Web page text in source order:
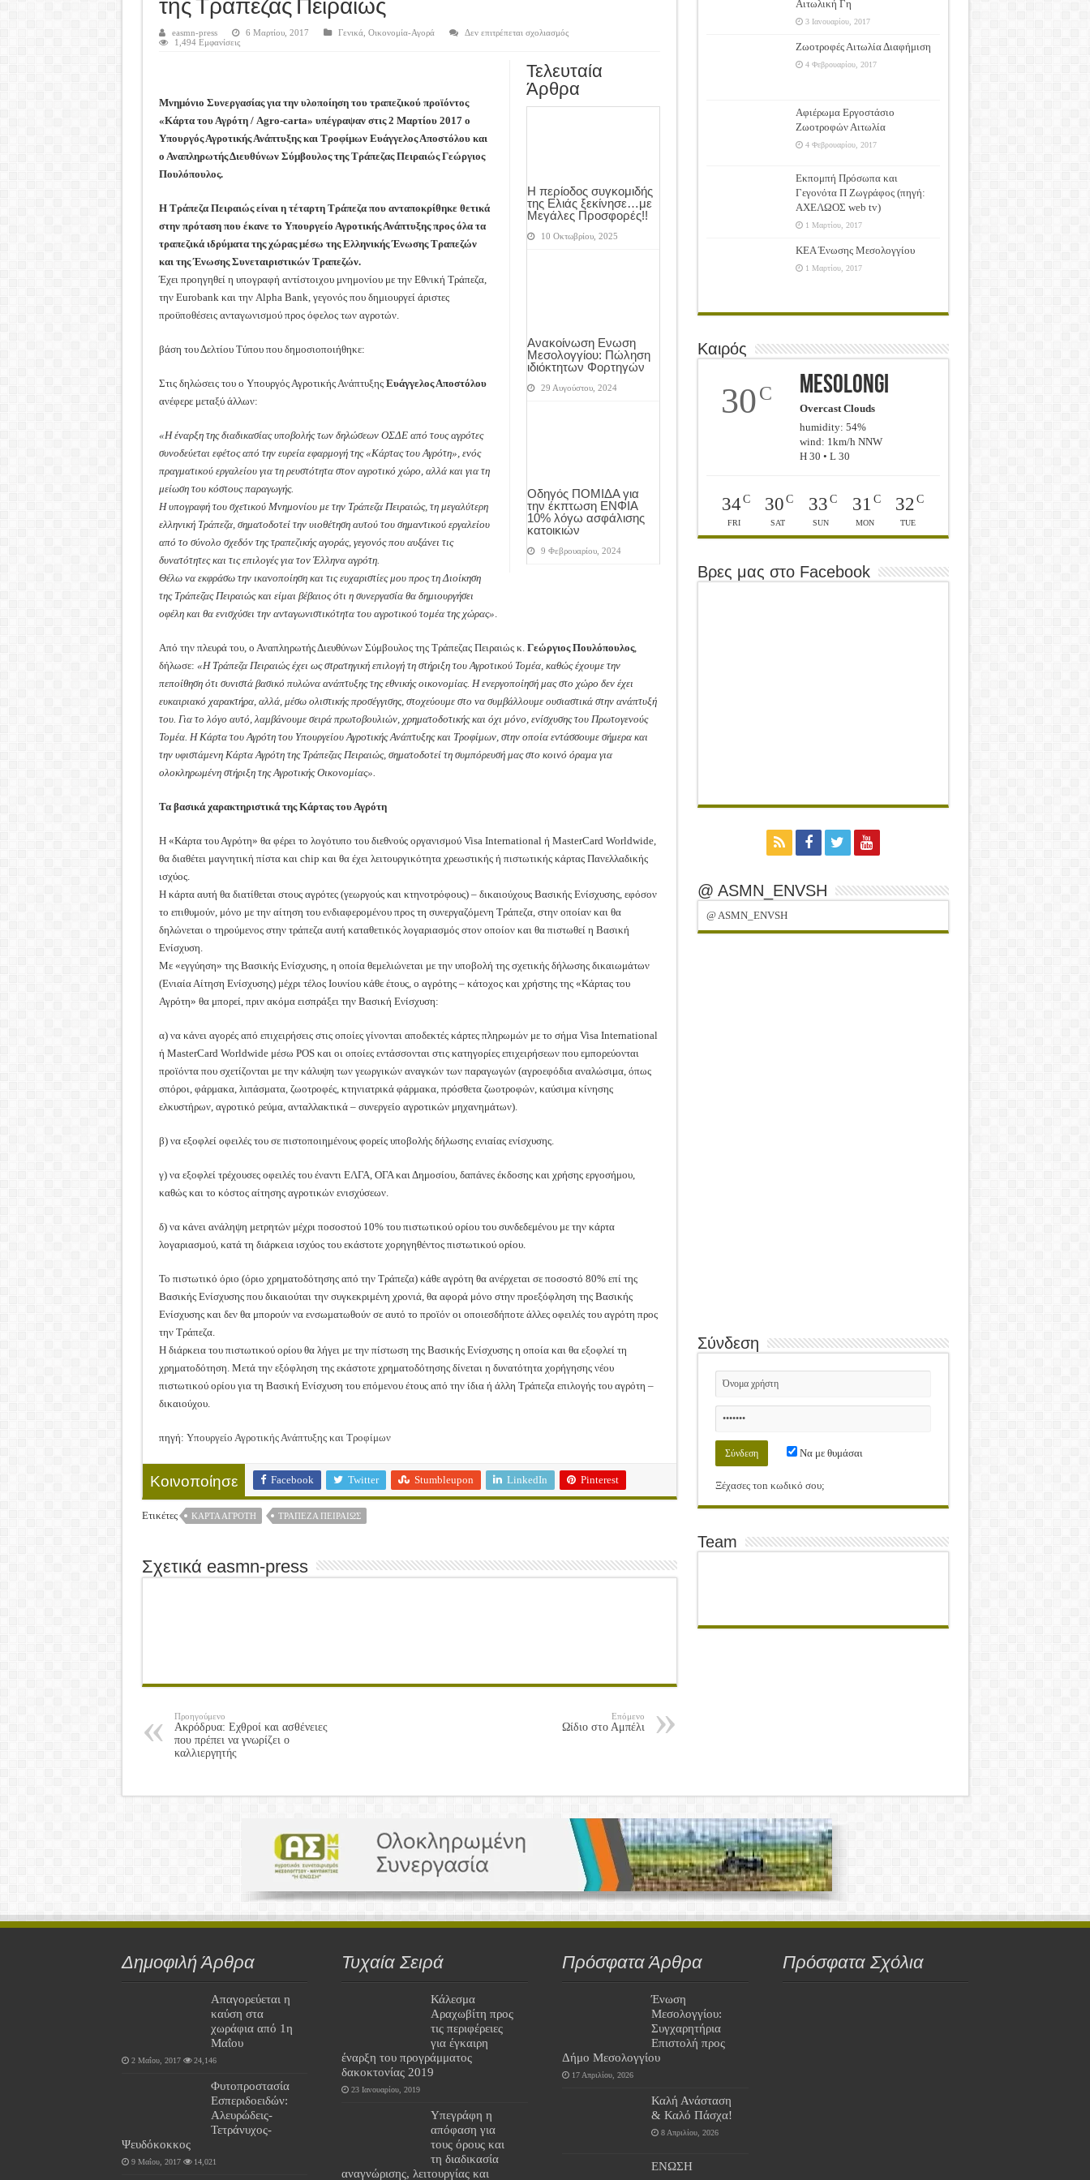
Tακτική Γενική Συνέλευση του Αγροτικού Συνεταιρισμού Μεσολογγίου-Ναυπακτίας ”Η Ένωση”
Ημερίδα: Τρέφοντας Βιώσιμα το Μέλλον: Η Δύναμη των Εντόμων
της Τράπεζας Πειραιώς
easmn-press 6 Μαρτίου, 2017 Γενικά, Οικονομία-Αγορά Δεν επιτρέπεται σχολιασμόςστο
για
την
Κάρτα
της
1,494 Εμφανίσεις
Τελευταία
Άρθρα
Η περίοδος συγκομιδής
της Ελιάς ξεκίνησε…με
Μεγάλες Προσφορές!!
10 Οκτωβρίου, 2025
Ανακοίνωση Ενωση
Μεσολογγίου: Πώληση
ιδιόκτητων Φορτηγών
29 Αυγούστου, 2024
Οδηγός ΠΟΜΙΔΑ για
την έκπτωση ΕΝΦΙΑ
10% λόγω ασφάλισης
κατοικιών
9 Φεβρουαρίου, 2024
Μνημόνιο Συνεργασίας για την υλοποίηση του τραπεζικού προϊόντος
«Κάρτα του Αγρότη / Agro-carta» υπέγραψαν στις 2 Μαρτίου 2017 ο
Υπουργός Αγροτικής Ανάπτυξης και Τροφίμων Ευάγγελος Αποστόλου και
ο Αναπληρωτής Διευθύνων Σύμβουλος της Τράπεζας Πειραιώς Γεώργιος
Πουλόπουλος.
Η Τράπεζα Πειραιώς είναι η τέταρτη Τράπεζα που ανταποκρίθηκε θετικά
στην πρόταση που έκανε το Υπουργείο Αγροτικής Ανάπτυξης προς όλα τα
τραπεζικά ιδρύματα της χώρας μέσω της Ελληνικής Ένωσης Τραπεζών
και της Ένωσης Συνεταιριστικών Τραπεζών.
Έχει προηγηθεί η υπογραφή αντίστοιχου μνημονίου με την Εθνική Τράπεζα,
την Eurobank και την Alpha Bank, γεγονός που δημιουργεί άριστες
προϋποθέσεις ανταγωνισμού προς όφελος των αγροτών.
βάση του Δελτίου Τύπου που δημοσιοποιήθηκε:
Στις δηλώσεις του ο Υπουργός Αγροτικής Ανάπτυξης Ευάγγελος Αποστόλου
ανέφερε μεταξύ άλλων:
«Η έναρξη της διαδικασίας υποβολής των δηλώσεων ΟΣΔΕ από τους αγρότες
συνοδεύεται εφέτος από την ευρεία εφαρμογή της «Κάρτας του Αγρότη», ενός
πραγματικού εργαλείου για τη ρευστότητα στον αγροτικό χώρο, αλλά και για τη
μείωση του κόστους παραγωγής.
Η υπογραφή του σχετικού Μνημονίου με την Τράπεζα Πειραιώς, τη μεγαλύτερη
ελληνική Τράπεζα, σηματοδοτεί την υιοθέτηση αυτού του σημαντικού εργαλείου
από το σύνολο σχεδόν της τραπεζικής αγοράς, γεγονός που αυξάνει τις
δυνατότητες και τις επιλογές για τον Έλληνα αγρότη.
Θέλω να εκφράσω την ικανοποίηση και τις ευχαριστίες μου προς τη Διοίκηση
της Τράπεζας Πειραιώς και είμαι βέβαιος ότι η συνεργασία θα δημιουργήσει
οφέλη και θα ενισχύσει την ανταγωνιστικότητα του αγροτικού τομέα της χώρας».
Από την πλευρά του, ο Αναπληρωτής Διευθύνων Σύμβουλος της Τράπεζας Πειραιώς κ. Γεώργιος Πουλόπουλος,
δήλωσε: «H Τράπεζα Πειραιώς έχει ως στρατηγική επιλογή τη στήριξη του Αγροτικού Τομέα, καθώς έχουμε την
πεποίθηση ότι συνιστά βασικό πυλώνα ανάπτυξης της εθνικής οικονομίας. Η ενεργοποίησή μας στο χώρο δεν έχει
ευκαιριακό χαρακτήρα, αλλά, μέσω ολιστικής προσέγγισης, στοχεύουμε στο να συμβάλλουμε ουσιαστικά στην ανάπτυξή
του. Για το λόγο αυτό, λαμβάνουμε σειρά πρωτοβουλιών, χρηματοδοτικής και όχι μόνο, ενίσχυσης του Πρωτογενούς
Τομέα. Η Κάρτα του Αγρότη του Υπουργείου Αγροτικής Ανάπτυξης και Τροφίμων, στην οποία εντάσσουμε σήμερα και
την υφιστάμενη Κάρτα Αγρότη της Τράπεζας Πειραιώς, σηματοδοτεί τη συμπόρευσή μας στο κοινό όραμα για
ολοκληρωμένη στήριξη της Αγροτικής Οικονομίας».
Τα βασικά χαρακτηριστικά της Κάρτας του Αγρότη
Η «Κάρτα του Αγρότη» θα φέρει το λογότυπο του διεθνούς οργανισμού Visa International ή MasterCard Worldwide,
θα διαθέτει μαγνητική πίστα και chip και θα έχει λειτουργικότητα χρεωστικής ή πιστωτικής κάρτας Πανελλαδικής
ισχύος.
Η κάρτα αυτή θα διατίθεται στους αγρότες (γεωργούς και κτηνοτρόφους) – δικαιούχους Βασικής Ενίσχυσης, εφόσον
το επιθυμούν, μόνο με την αίτηση του ενδιαφερομένου προς τη συνεργαζόμενη Τράπεζα, στην οποίαν και θα
δηλώνεται ο τηρούμενος στην τράπεζα αυτή καταθετικός λογαριασμός στον οποίον και θα πιστωθεί η Βασική
Ενίσχυση.
Με «εγγύηση» της Βασικής Ενίσχυσης, η οποία θεμελιώνεται με την υποβολή της σχετικής δήλωσης δικαιωμάτων
(Ενιαία Αίτηση Ενίσχυσης) μέχρι τέλος Ιουνίου κάθε έτους, ο αγρότης – κάτοχος και χρήστης της «Κάρτας του
Αγρότη» θα μπορεί, πριν ακόμα εισπράξει την Βασική Ενίσχυση:
α) να κάνει αγορές από επιχειρήσεις στις οποίες γίνονται αποδεκτές κάρτες πληρωμών με το σήμα Visa International
ή MasterCard Worldwide μέσω POS και οι οποίες εντάσσονται στις κατηγορίες επιχειρήσεων που εμπορεύονται
προϊόντα που σχετίζονται με την κάλυψη των γεωργικών αναγκών των παραγωγών (αγροεφόδια αναλώσιμα, όπως
σπόροι, φάρμακα, λιπάσματα, ζωοτροφές, κτηνιατρικά φάρμακα, πρόσθετα ζωοτροφών, καύσιμα κίνησης
ελκυστήρων, αγροτικό ρεύμα, ανταλλακτικά – συνεργείο αγροτικών μηχανημάτων).
β) να εξοφλεί οφειλές του σε πιστοποιημένους φορείς υποβολής δήλωσης ενιαίας ενίσχυσης.
γ) να εξοφλεί τρέχουσες οφειλές του έναντι ΕΛΓΑ, ΟΓΑ και Δημοσίου, δαπάνες έκδοσης και χρήσης εργοσήμου,
καθώς και το κόστος αίτησης αγροτικών ενισχύσεων.
δ) να κάνει ανάληψη μετρητών μέχρι ποσοστού 10% του πιστωτικού ορίου του συνδεδεμένου με την κάρτα
λογαριασμού, κατά τη διάρκεια ισχύος του εκάστοτε χορηγηθέντος πιστωτικού ορίου.
Το πιστωτικό όριο (όριο χρηματοδότησης από την Τράπεζα) κάθε αγρότη θα ανέρχεται σε ποσοστό 80% επί της
Βασικής Ενίσχυσης που δικαιούται την συγκεκριμένη χρονιά, θα αφορά μόνο στην προεξόφληση της Βασικής
Ενίσχυσης και δεν θα μπορούν να ενσωματωθούν σε αυτό το προϊόν οι οποιεσδήποτε άλλες οφειλές του αγρότη προς
την Τράπεζα.
Η διάρκεια του πιστωτικού ορίου θα λήγει με την πίστωση της Βασικής Ενίσχυσης η οποία και θα εξοφλεί τη
χρηματοδότηση. Μετά την εξόφληση της εκάστοτε χρηματοδότησης δίνεται η δυνατότητα χορήγησης νέου
πιστωτικού ορίου για τη Βασική Ενίσχυση του επόμενου έτους από την ίδια ή άλλη Τράπεζα επιλογής του αγρότη –
δικαιούχου.
πηγή: Υπουργείο Αγροτικής Ανάπτυξης και Τροφίμων
Κοινοποίησε Facebook Twitter Stumbleupon LinkedIn Pinterest
Ετικέτες ΚΆΡΤΑ ΑΓΡΌΤΗ ΤΡΆΠΕΖΑ ΠΕΙΡΑΙΩΣ
Σχετικά easmn-press
Προηγούμενο
Ακρόδρυα: Eχθροί και ασθένειες
που πρέπει να γνωρίζει ο
καλλιεργητής
Επόμενο
Ωίδιο στο Αμπέλι
Αιτωλική Γη
3 Ιανουαρίου, 2017
Ζωοτροφές Αιτωλία Διαφήμιση
4 Φεβρουαρίου, 2017
Αφιέρωμα Εργοστάσιο
Ζωοτροφών Αιτωλία
4 Φεβρουαρίου, 2017
Εκπομπή Πρόσωπα και
Γεγονότα Π Ζωγράφος (πηγή:
ΑΧΕΛΩΟΣ web tv)
1 Μαρτίου, 2017
ΚΕΑ Ένωσης Μεσολογγίου
1 Μαρτίου, 2017
Καιρός
30C Mesolongi
Overcast Clouds
humidity: 54%
wind: 1km/h NNW
H 30 • L 30
34C
FRI
30 C
SAT
33C
SUN
31 C
MON
32C
TUE
Βρες μας στο Facebook
@ ASMN_ENVSH
@ ASMN_ENVSH
Σύνδεση
Να με θυμάσαι
Ξέχασες τοn κωδικό σου;
Team
Δημοφιλή Άρθρα
Απαγορεύεται η
καύση στα
χωράφια από 1η
Μαΐου
2 Μαΐου, 2017 24,146
Φυτοπροστασία
Εσπεριδοειδών:
Αλευρώδεις-
Τετράνυχος-
Ψευδόκοκκος
9 Μαΐου, 2017 14,021
Τυχαία Σειρά
Κάλεσμα
Αραχωβίτη προς
τις περιφέρειες
για έγκαιρη
έναρξη του προγράμματος
δακοκτονίας 2019
23 Ιανουαρίου, 2019
Υπεγράφη η
απόφαση για
τους όρους και
τη διαδικασία
αναγνώρισης, λειτουργίας και
Πρόσφατα Άρθρα
Ένωση
Μεσολογγίου:
Συγχαρητήρια
Επιστολή προς
Δήμο Μεσολογγίου
17 Απριλίου, 2026
Καλή Ανάσταση
& Καλό Πάσχα!
8 Απριλίου, 2026
ΕΝΩΣΗ
Πρόσφατα Σχόλια